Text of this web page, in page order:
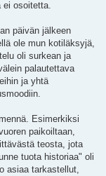
ei osoitetta.
päivän jälkeen
ole mun kotiläksyjä,
oli surkean ja
palautettava
ja yhtä
Esimerkiksi
paikoiltaan,
teosta, jota
tuota historiaa" oli
asiaa tarkastellut,